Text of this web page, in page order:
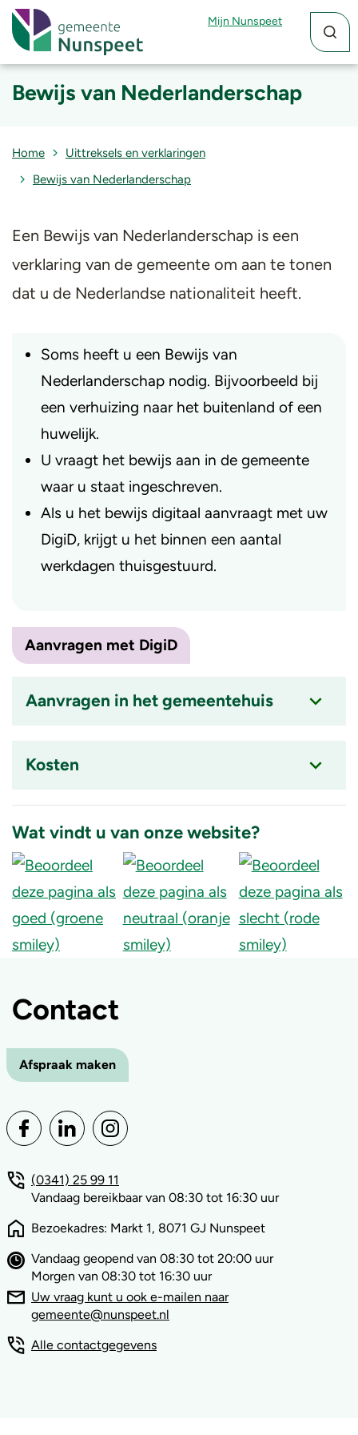
Mijn Nunspeet
Bewijs van Nederlanderschap
Home
Uittreksels en verklaringen
Bewijs van Nederlanderschap
Een Bewijs van Nederlanderschap is een
verklaring van de gemeente om aan te tonen
dat u de Nederlandse nationaliteit heeft.
​Soms heeft u een Bewijs van
Nederlanderschap nodig. Bijvoorbeeld bij
een verhuizing naar het buitenland of een
huwelijk.
U vraagt het bewijs aan in de gemeente
waar u staat ingeschreven.
Als u het bewijs digitaal aanvraagt met uw
DigiD, krijgt u het binnen een aantal
werkdagen thuisgestuurd.
Aanvragen met DigiD
Aanvragen in het gemeentehuis
Kosten
is
ingeklapt
Wat vindt u van onze website?
Contact
Afspraak maken
(0341) 25 99 11
Vandaag bereikbaar van 08:30 tot 16:30 uur
Bezoekadres: Markt 1, 8071 GJ Nunspeet
Vandaag geopend van 08:30 tot 20:00 uur
Morgen van 08:30 tot 16:30 uur
Uw vraag kunt u ook e-mailen naar
gemeente@nunspeet.nl
Alle contactgegevens